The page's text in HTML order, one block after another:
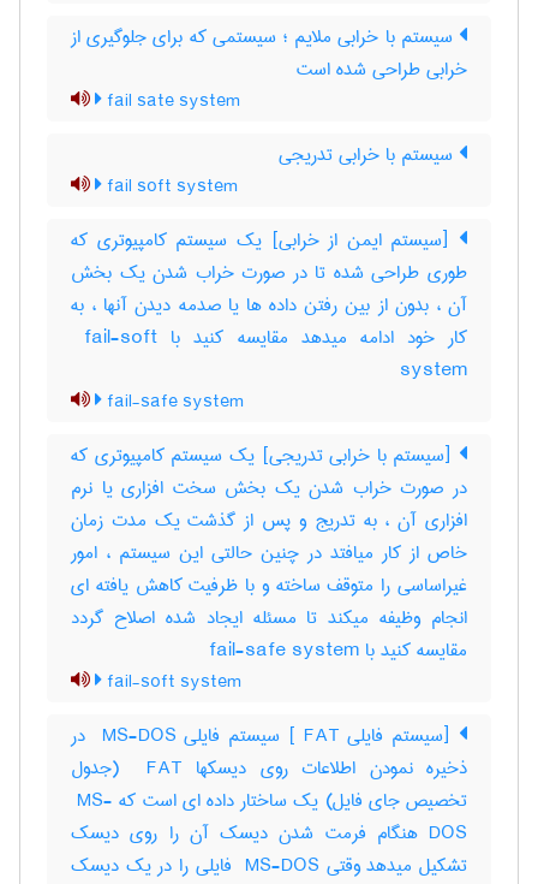
سیستم با خرابی ملایم ؛ سیستمی که برای جلوگیری از
خرابی طراحی شده است
fail sate system
سیستم با خرابی تدریجی
fail soft system
[سیستم ایمن از خرابی] یک سیستم کامپیوتری که
طوری طراحی شده تا در صورت خراب شدن یک بخش
آن ، بدون از بین رفتن داده ها یا صدمه دیدن آنها ، به
کار خود ادامه میدهد مقایسه کنید با ‎ fail-soft
system
fail-safe system
[سیستم با خرابی تدریجی] یک سیستم کامپیوتری که
در صورت خراب شدن یک بخش سخت افزاری یا نرم
افزاری آن ، به تدریج و پس از گذشت یک مدت زمان
خاص از کار میافتد در چنین حالتی این سیستم ، امور
غیراساسی را متوقف ساخته و با ظرفیت کاهش یافته ای
انجام وظیفه میکند تا مسئله ایجاد شده اصلاح گردد
مقایسه کنید با ‎ fail-safe system
fail-soft system
[سیستم فایلی ‎ FAT] سیستم فایلی ‎ MS-DOS در
ذخیره نمودن اطلاعات روی دیسکها ‎ FAT (جدول
تخصیص جای فایل) یک ساختار داده ای است که ‎ MS-
DOS هنگام فرمت شدن دیسک آن را روی دیسک
تشکیل میدهد وقتی ‎ MS-DOS فایلی را در یک دیسک